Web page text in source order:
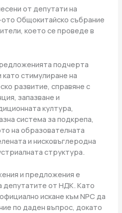
от депутати на
Общокитайско събрание
което се проведе в
подчерта
стимулиране на
развитие, справяне с
запазване и
култура,
система за подкрепа,
на образователната
и нисковъглеродна
структура.
и предложения е
депутатите от НДК. Като
искане към NPC да
по даден въпрос, докато